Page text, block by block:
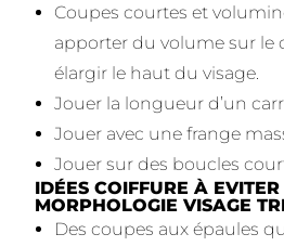
Coupes courtes et
apporter du volume sur le
élargir le haut du visage.
Jouer la longueur d’un
Jouer avec une frange
Jouer sur des boucles
IDÉES COIFFURE À
MORPHOLOGIE VISAGE
Des coupes aux épaules